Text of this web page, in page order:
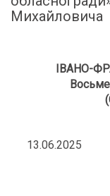
Михайловича
ІВАНО-